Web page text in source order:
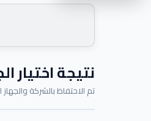
نتيجة اختيار
تم الاحتفاظ بالشركة